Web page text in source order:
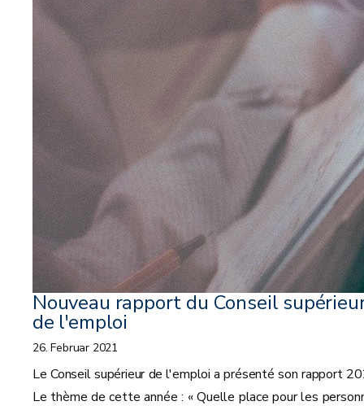
Nouveau rapport du Conseil
de l'emploi
26. Februar 2021
Le Conseil supérieur de l'emploi a présenté son rapport
Le thème de cette année : « Quelle place pour les